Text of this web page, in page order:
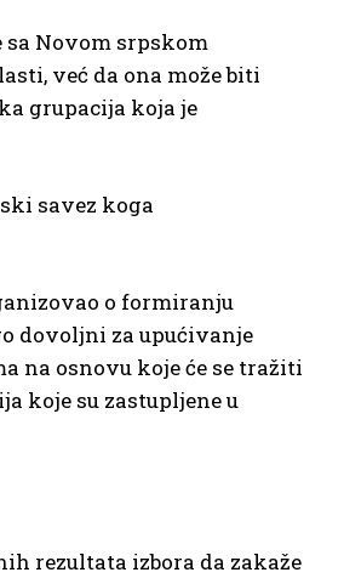
Novom srpskom
već da ona može biti
grupacija koja je
savez koga
o formiranju
dovoljni za upućivanje
na osnovu koje će se tražiti
koje su zastupljene u
rezultata izbora da zakaže